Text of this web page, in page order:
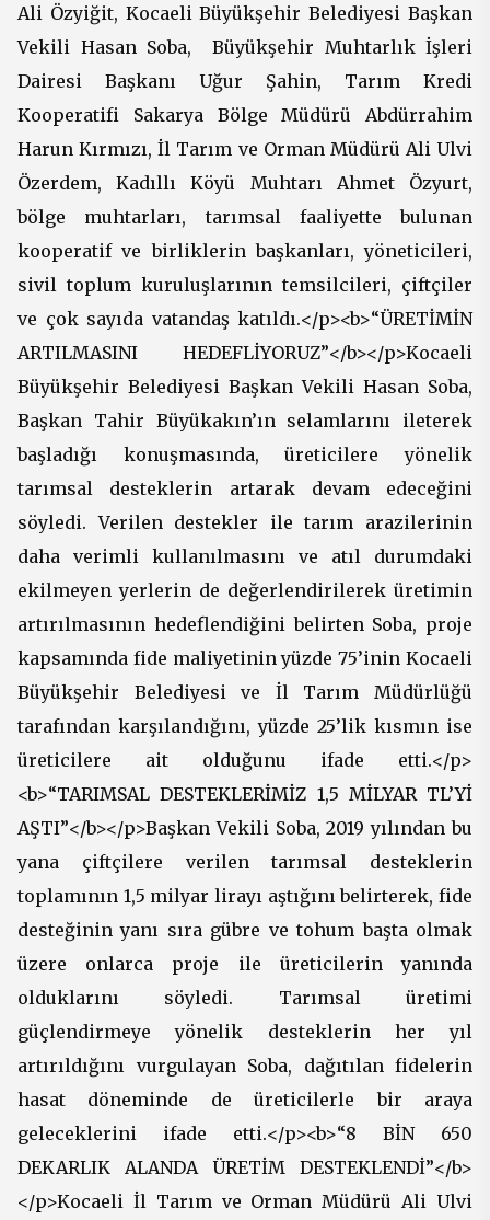
Ali Özyiğit, Kocaeli Büyükşehir Belediyesi Başkan
Vekili Hasan Soba, Büyükşehir Muhtarlık İşleri
Dairesi Başkanı Uğur Şahin, Tarım Kredi
Kooperatifi Sakarya Bölge Müdürü Abdürrahim
Harun Kırmızı, İl Tarım ve Orman Müdürü Ali Ulvi
Özerdem, Kadıllı Köyü Muhtarı Ahmet Özyurt,
bölge muhtarları, tarımsal faaliyette bulunan
kooperatif ve birliklerin başkanları, yöneticileri,
sivil toplum kuruluşlarının temsilcileri, çiftçiler
ve çok sayıda vatandaş katıldı.</p><b>“ÜRETİMİN
ARTILMASINI HEDEFLİYORUZ”</b></p>Kocaeli
Büyükşehir Belediyesi Başkan Vekili Hasan Soba,
Başkan Tahir Büyükakın’ın selamlarını ileterek
başladığı konuşmasında, üreticilere yönelik
tarımsal desteklerin artarak devam edeceğini
söyledi. Verilen destekler ile tarım arazilerinin
daha verimli kullanılmasını ve atıl durumdaki
ekilmeyen yerlerin de değerlendirilerek üretimin
artırılmasının hedeflendiğini belirten Soba, proje
kapsamında fide maliyetinin yüzde 75’inin Kocaeli
Büyükşehir Belediyesi ve İl Tarım Müdürlüğü
tarafından karşılandığını, yüzde 25’lik kısmın ise
üreticilere ait olduğunu ifade etti.</p>
<b>“TARIMSAL DESTEKLERİMİZ 1,5 MİLYAR TL’Yİ
AŞTI”</b></p>Başkan Vekili Soba, 2019 yılından bu
yana çiftçilere verilen tarımsal desteklerin
toplamının 1,5 milyar lirayı aştığını belirterek, fide
desteğinin yanı sıra gübre ve tohum başta olmak
üzere onlarca proje ile üreticilerin yanında
olduklarını söyledi. Tarımsal üretimi
güçlendirmeye yönelik desteklerin her yıl
artırıldığını vurgulayan Soba, dağıtılan fidelerin
hasat döneminde de üreticilerle bir araya
geleceklerini ifade etti.</p><b>“8 BİN 650
DEKARLIK ALANDA ÜRETİM DESTEKLENDİ”</b>
</p>Kocaeli İl Tarım ve Orman Müdürü Ali Ulvi